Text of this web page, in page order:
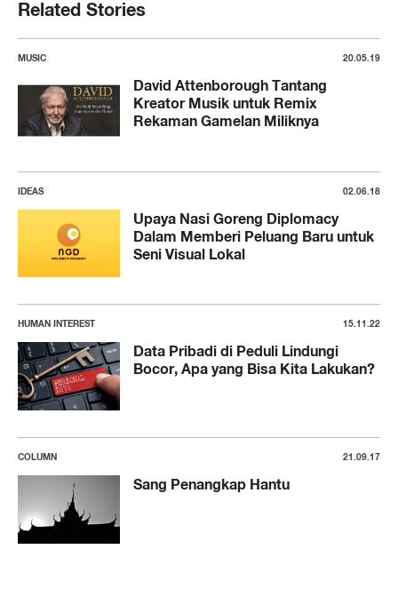
Related Stories
MUSIC 20.05.19
David Attenborough Tantang
Kreator Musik untuk Remix
Rekaman Gamelan Miliknya
IDEAS 02.06.18
Upaya Nasi Goreng Diplomacy
Dalam Memberi Peluang Baru untuk
Seni Visual Lokal
HUMAN INTEREST 15.11.22
Data Pribadi di Peduli Lindungi
Bocor, Apa yang Bisa Kita Lakukan?
COLUMN 21.09.17
Sang Penangkap Hantu